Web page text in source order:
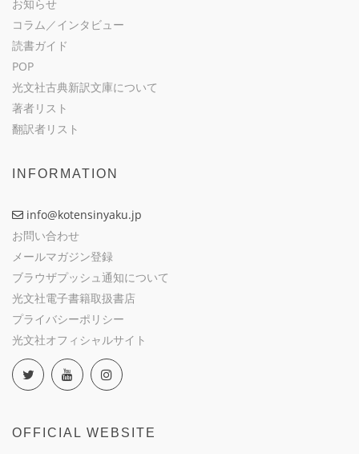
お知らせ
コラム／インタビュー
読書ガイド
POP
光文社古典新訳文庫について
著者リスト
翻訳者リスト
INFORMATION
info@kotensinyaku.jp
お問い合わせ
メールマガジン登録
ブラウザプッシュ通知について
光文社電子書籍取扱書店
プライバシーポリシー
光文社オフィシャルサイト
OFFICIAL WEBSITE